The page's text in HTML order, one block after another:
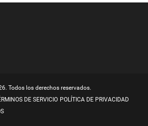
Todos los derechos reservados.
DE SERVICIO POLÍTICA DE PRIVACIDAD